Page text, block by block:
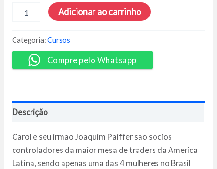
Zero
Trader
-
Carol
Paiffer
Adicionar ao carrinho
Categoria:Cursos
Compre pelo Whatsapp
Descrição
Carol e seu irmao Joaquim Paiffer sao socios
controladores da maior mesa de traders da America
Latina, sendo apenas uma das 4 mulheres no Brasil